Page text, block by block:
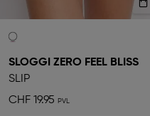
SLOGGI ZERO FEEL BLISS
SLIP
CHF 19.95